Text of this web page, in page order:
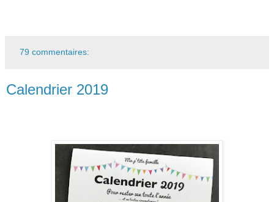
79 commentaires:
Calendrier 2019